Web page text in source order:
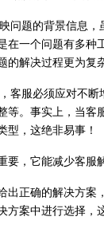
题的背景信息，
在一个问题有多种
解决过程更为复杂
服必须应对不断
等。事实上，当
型，这绝非易事！
，它能减少客服解
正确的解决方案
案中进行选择，